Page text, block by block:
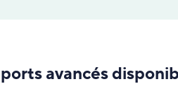
avancés